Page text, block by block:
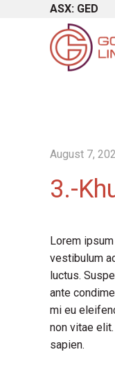
ASX: GED
August 7,
3.-
Lorem
vestibulum
luctus.
ante
mi eu
non vitae
sapien.